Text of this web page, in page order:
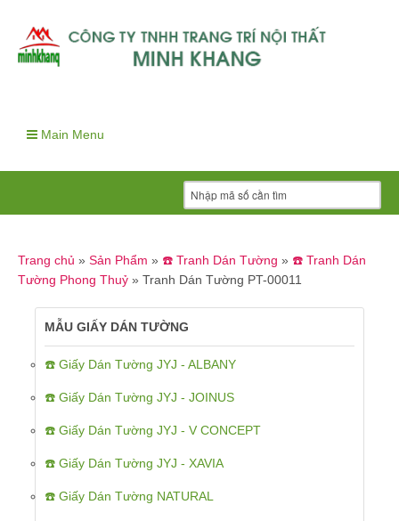
Main Menu
Trang chủ » Sản Phẩm » ☎️ Tranh Dán Tường » ☎️ Tranh Dán
Tường Phong Thuỷ » Tranh Dán Tường PT-00011
MẪU GIẤY DÁN TƯỜNG
☎️ Giấy Dán Tường JYJ - ALBANY
☎️ Giấy Dán Tường JYJ - JOINUS
☎️ Giấy Dán Tường JYJ - V CONCEPT
☎️ Giấy Dán Tường JYJ - XAVIA
☎️ Giấy Dán Tường NATURAL